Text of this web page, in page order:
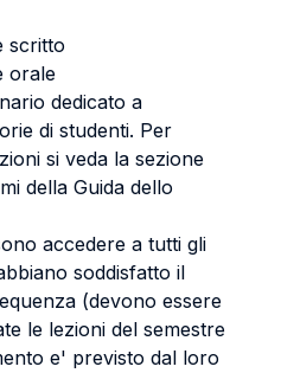
scritto
orale
dedicato a
di studenti. Per
si veda la sezione
della Guida dello
accedere a tutti gli
soddisfatto il
(devono essere
le lezioni del semestre
e' previsto dal loro